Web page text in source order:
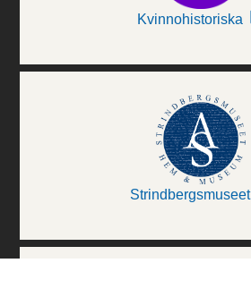
Kvinnohistoriska
Strindbergsmuseet